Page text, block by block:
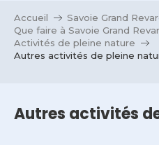
contenu
principal
Accueil
Savoie Grand
Que faire à Savoie Grand
Activités de pleine nature
Autres activités de pleine
Autres activités